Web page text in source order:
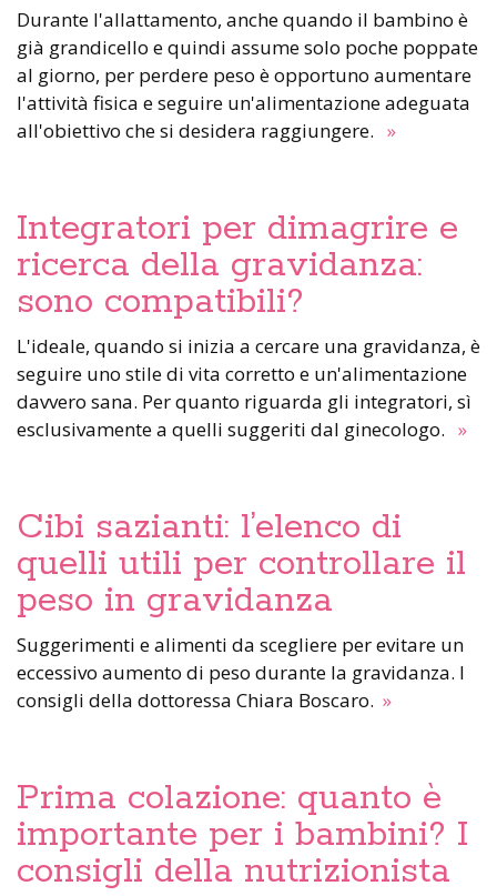
Durante l'allattamento, anche quando il bambino è
già grandicello e quindi assume solo poche poppate
al giorno, per perdere peso è opportuno aumentare
l'attività fisica e seguire un'alimentazione adeguata
all'obiettivo che si desidera raggiungere. »
Integratori per dimagrire e
ricerca della gravidanza:
sono compatibili?
L'ideale, quando si inizia a cercare una gravidanza, è
seguire uno stile di vita corretto e un'alimentazione
davvero sana. Per quanto riguarda gli integratori, sì
esclusivamente a quelli suggeriti dal ginecologo. »
Cibi sazianti: l’elenco di
quelli utili per controllare il
peso in gravidanza
Suggerimenti e alimenti da scegliere per evitare un
eccessivo aumento di peso durante la gravidanza. I
consigli della dottoressa Chiara Boscaro. »
Prima colazione: quanto è
importante per i bambini? I
consigli della nutrizionista